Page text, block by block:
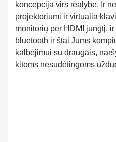
koncepcija virs realybe. Ir
projektoriumi ir virtualia
monitorių per HDMI jungtį,
bluetooth ir štai Jums
kalbėjimui su draugais,
kitoms nesudėtingoms